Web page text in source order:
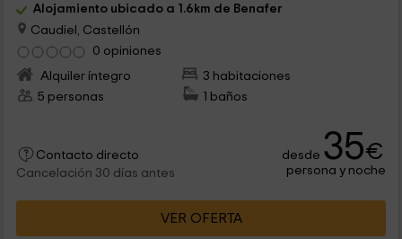
Alojamiento ubicado a 1.6km de Benafer
Caudiel, Castellón
0 opiniones
Alquiler íntegro
3 habitaciones
5 personas
1 baños
Contacto directo
Cancelación 30 días antes
desde 35€
persona y noche
VER OFERTA